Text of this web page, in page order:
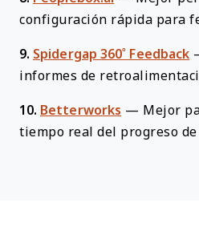
configuración rápida para
9. Spidergap 360˚ Feedback
informes de
10. Betterworks — Mejor
tiempo real del progreso